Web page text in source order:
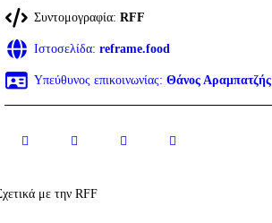
Συντομογραφία: RFF
Ιστοσελίδα: reframe.food
Υπεύθυνος επικοινωνίας: Θάνος Αραμπατζής
με την RFF